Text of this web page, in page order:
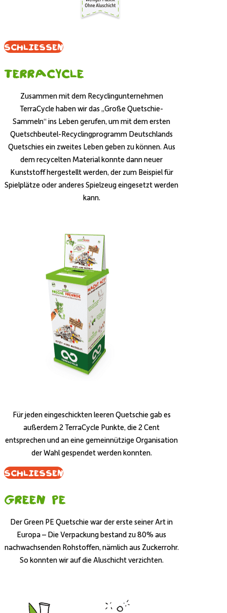
Schliessen
Terracycle
Zusammen mit dem Recyclingunternehmen
TerraCycle haben wir das „Große Quetschie-
Sammeln“ ins Leben gerufen, um mit dem ersten
Quetschbeutel-Recyclingprogramm Deutschlands
Quetschies ein zweites Leben geben zu können. Aus
dem recycelten Material konnte dann neuer
Kunststoff hergestellt werden, der zum Beispiel für
Spielplätze oder anderes Spielzeug eingesetzt werden
kann.
Für jeden eingeschickten leeren Quetschie gab es
außerdem 2 TerraCycle Punkte, die 2 Cent
entsprechen und an eine gemeinnützige Organisation
der Wahl gespendet werden konnten.
Schliessen
Green PE
Der Green PE Quetschie war der erste seiner Art in
Europa – Die Verpackung bestand zu 80% aus
nachwachsenden Rohstoffen, nämlich aus Zuckerrohr.
So konnten wir auf die Aluschicht verzichten.